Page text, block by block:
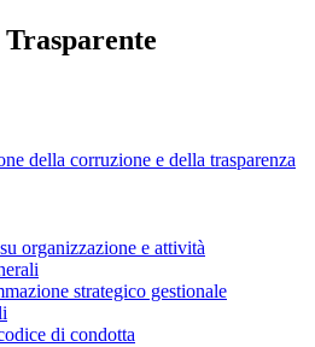
della corruzione e della trasparenza
organizzazione e attività
strategico gestionale
di condotta